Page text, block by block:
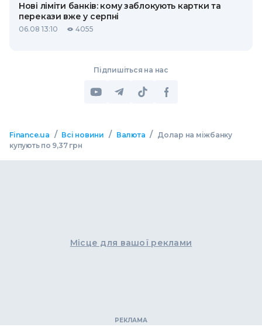
Нові ліміти банків: кому заблокують картки та
перекази вже у серпні
06.08 13:10 4055
Підпишіться на нас
Finance.ua / Всі новини / Валюта / Долар на міжбанку
купують по 9,37 грн
Місце для вашої реклами